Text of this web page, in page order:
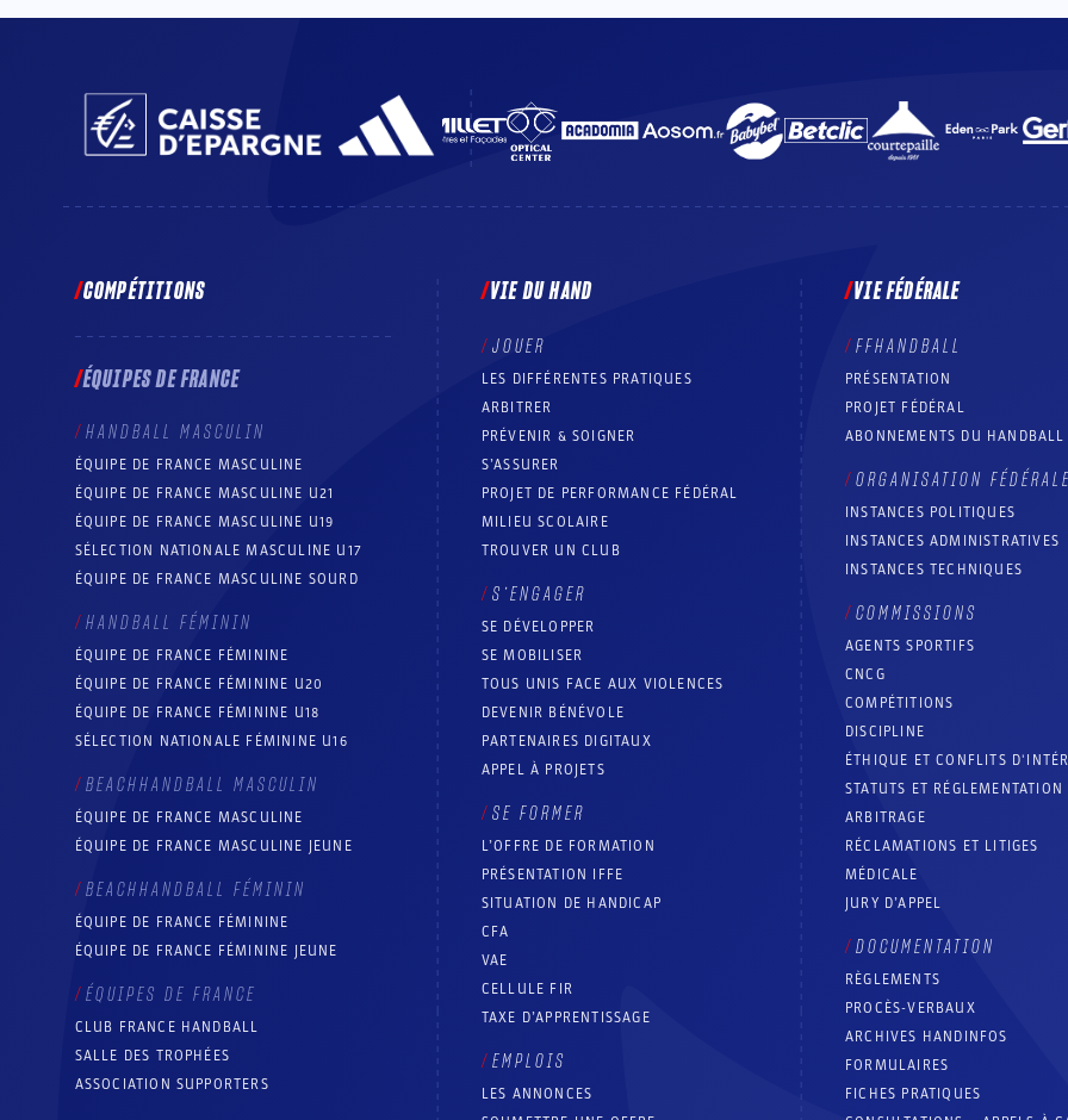
COMPÉTITIONS
ÉQUIPES DE FRANCE
HANDBALL MASCULIN
ÉQUIPE DE FRANCE MASCULINE
ÉQUIPE DE FRANCE MASCULINE U21
ÉQUIPE DE FRANCE MASCULINE U19
SÉLECTION NATIONALE MASCULINE U17
ÉQUIPE DE FRANCE MASCULINE SOURD
HANDBALL FÉMININ
ÉQUIPE DE FRANCE FÉMININE
ÉQUIPE DE FRANCE FÉMININE U20
ÉQUIPE DE FRANCE FÉMININE U18
SÉLECTION NATIONALE FÉMININE U16
BEACHHANDBALL MASCULIN
ÉQUIPE DE FRANCE MASCULINE
ÉQUIPE DE FRANCE MASCULINE JEUNE
BEACHHANDBALL FÉMININ
ÉQUIPE DE FRANCE FÉMININE
ÉQUIPE DE FRANCE FÉMININE JEUNE
ÉQUIPES DE FRANCE
CLUB FRANCE HANDBALL
SALLE DES TROPHÉES
ASSOCIATION SUPPORTERS
VIE DU HAND
JOUER
LES DIFFÉRENTES PRATIQUES
ARBITRER
PRÉVENIR & SOIGNER
S’ASSURER
PROJET DE PERFORMANCE FÉDÉRAL
MILIEU SCOLAIRE
TROUVER UN CLUB
S’ENGAGER
SE DÉVELOPPER
SE MOBILISER
TOUS UNIS FACE AUX VIOLENCES
DEVENIR BÉNÉVOLE
PARTENAIRES DIGITAUX
APPEL À PROJETS
SE FORMER
L’OFFRE DE FORMATION
PRÉSENTATION IFFE
SITUATION DE HANDICAP
CFA
VAE
CELLULE FIR
TAXE D’APPRENTISSAGE
EMPLOIS
LES ANNONCES
VIE FÉDÉRALE
FFHANDBALL
PRÉSENTATION
PROJET FÉDÉRAL
ABONNEMENTS DU HANDBALL
ORGANISATION FÉDÉRALE
INSTANCES POLITIQUES
INSTANCES ADMINISTRATIVES
INSTANCES TECHNIQUES
COMMISSIONS
AGENTS SPORTIFS
CNCG
COMPÉTITIONS
DISCIPLINE
ÉTHIQUE ET CONFLITS
STATUTS ET RÉGLEMENTATION
ARBITRAGE
RÉCLAMATIONS ET LITIGES
MÉDICALE
JURY D’APPEL
DOCUMENTATION
RÈGLEMENTS
PROCÈS-VERBAUX
ARCHIVES HANDINFOS
FORMULAIRES
FICHES PRATIQUES